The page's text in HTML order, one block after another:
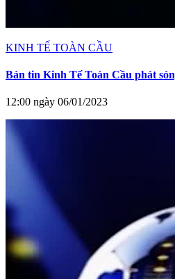
KINH TẾ TOÀN CẦU
Bản tin Kinh Tế Toàn Cầu phát
12:00 ngày 06/01/2023